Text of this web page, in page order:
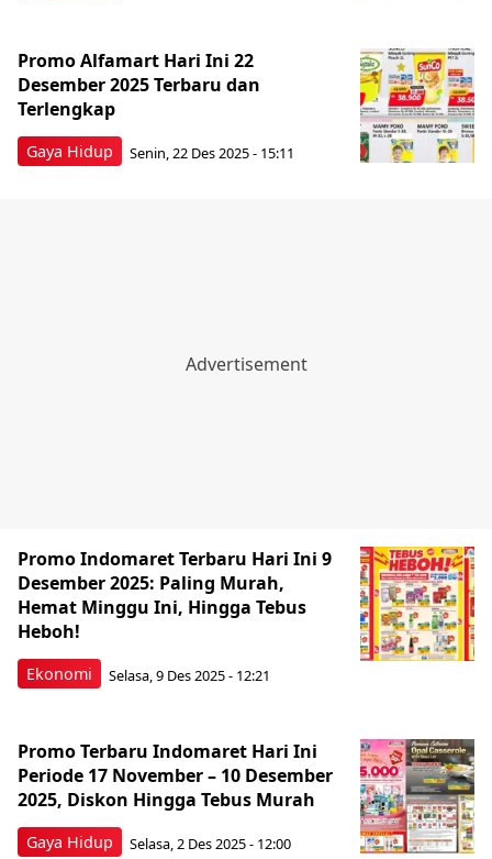
Gaya Hidup
Promo Alfamart Hari Ini 22
Desember 2025 Terbaru dan
Terlengkap
Senin, 22 Des 2025 - 15:11
Ekonomi
Promo Indomaret Terbaru Hari Ini 9
Desember 2025: Paling Murah,
Hemat Minggu Ini, Hingga Tebus
Heboh!
Selasa, 9 Des 2025 - 12:21
Gaya Hidup
Promo Terbaru Indomaret Hari Ini
Periode 17 November – 10 Desember
2025, Diskon Hingga Tebus Murah
Selasa, 2 Des 2025 - 12:00